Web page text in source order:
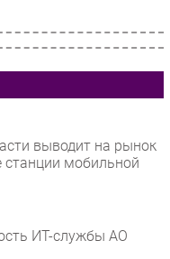
выводит на рынок
мобильной
ИТ-службы АО